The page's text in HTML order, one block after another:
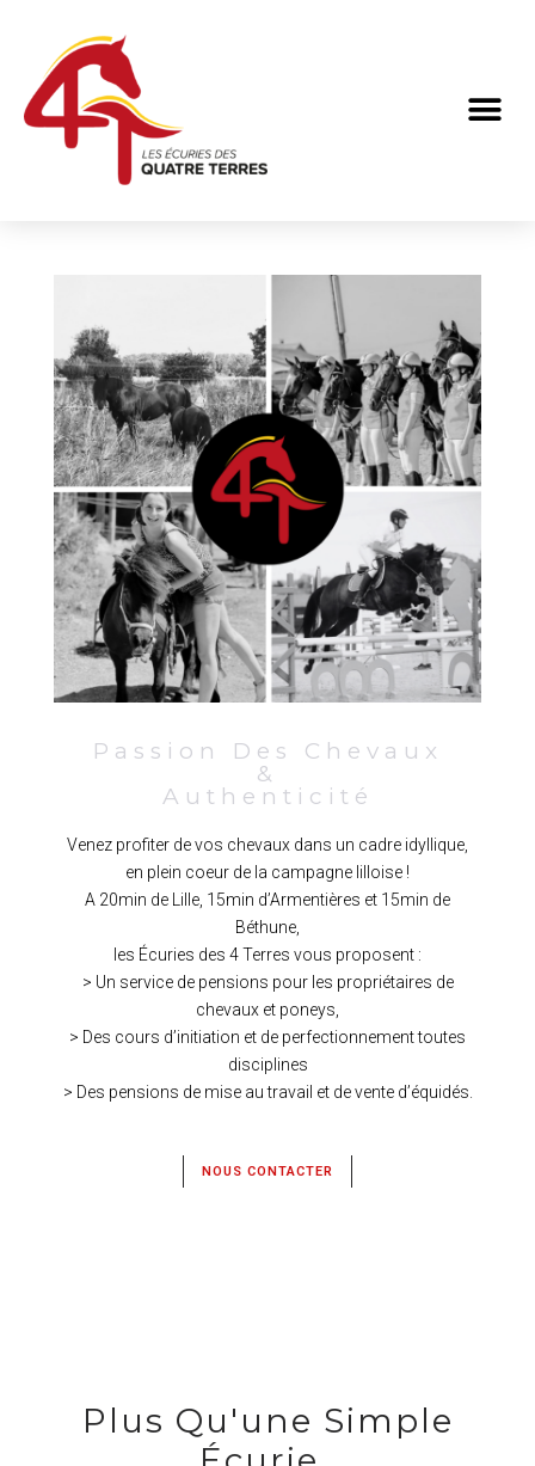
Passion Des Chevaux
&
Authenticité
Venez profiter de vos chevaux dans un cadre idyllique,
en plein coeur de la campagne lilloise !
A 20min de Lille, 15min d’Armentières et 15min de
Béthune,
les Écuries des 4 Terres vous proposent :
> Un service de pensions pour les propriétaires de
chevaux et poneys,
> Des cours d’initiation et de perfectionnement toutes
disciplines
> Des pensions de mise au travail et de vente d’équidés.
NOUS CONTACTER
Plus Qu'une Simple